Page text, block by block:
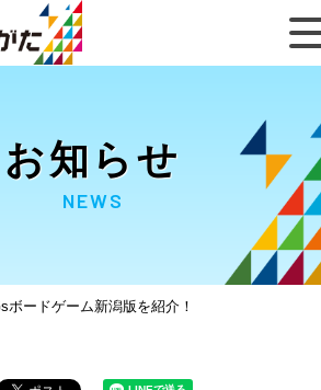
お知らせ
NEWS
ボードゲーム新潟版を紹介！